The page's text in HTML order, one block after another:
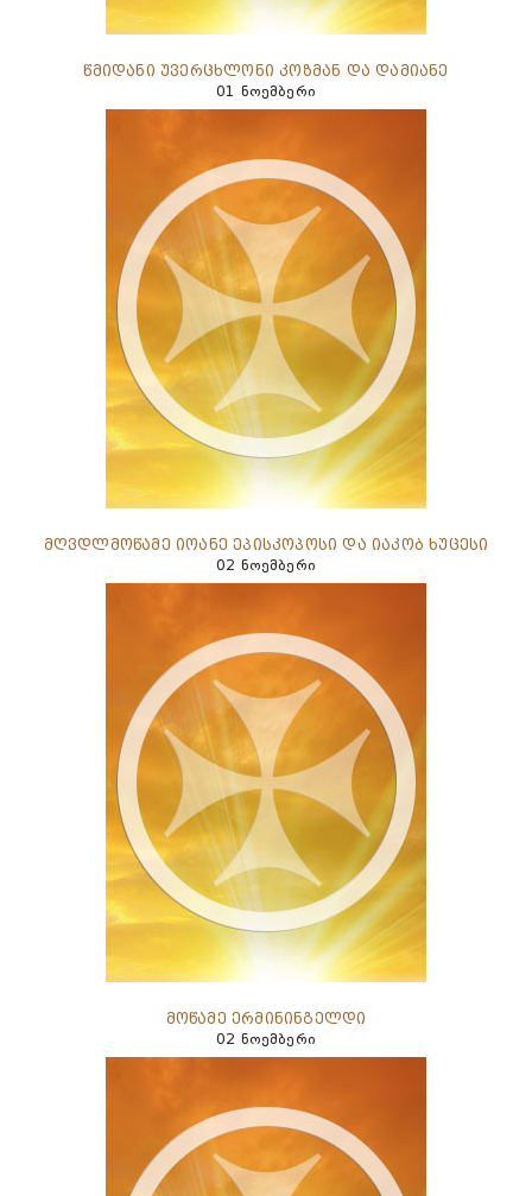
წმიდანი უვერცხლონი კოზმან და დამიანე
01 ნოემბერი
მღვდლმოწამე იოანე ეპისკოპოსი და იაკობ ხუცესი
02 ნოემბერი
მოწამე ერმინინგელდი
02 ნოემბერი